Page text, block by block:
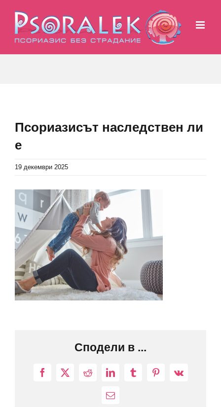
content
Псориазисът наследствен ли
е
19 декември 2025
Сподели в ...
Facebook
X RedditLinkedInTumblrPinterest
Vk
Електронна